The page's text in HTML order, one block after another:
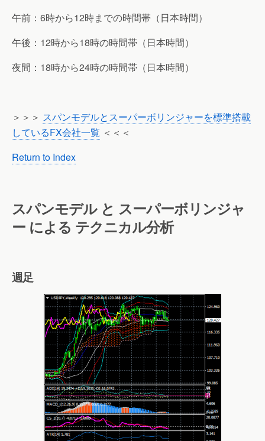
午前：6時から12時までの時間帯（日本時間）
午後：12時から18時の時間帯（日本時間）
夜間：18時から24時の時間帯（日本時間）
＞＞＞ スパンモデルとスーパーボリンジャーを標準搭載
しているFX会社一覧 ＜＜＜
Return to Index
スパンモデル と スーパーボリンジャ
ー による テクニカル分析
週足